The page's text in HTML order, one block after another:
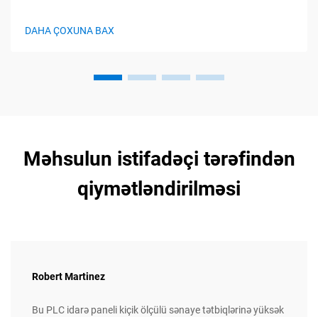
olunması, qorunması və avtomatik idarə olunması
DAHA ÇOXUNA BAX
Məhsulun istifadəçi tərəfindən
qiymətləndirilməsi
Robert Martinez
Bu PLC idarə paneli kiçik ölçülü sənaye tətbiqlərinə yüksək